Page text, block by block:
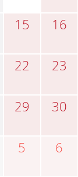
15 16
22 23
29 30
5 6